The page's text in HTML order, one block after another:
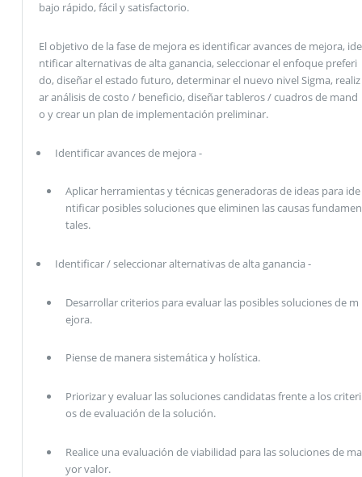
bajo rápido, fácil y satisfactorio.
El objetivo de la fase de mejora es identificar avances de mejora, ide
ntificar alternativas de alta ganancia, seleccionar el enfoque preferi
do, diseñar el estado futuro, determinar el nuevo nivel Sigma, realiz
ar análisis de costo / beneficio, diseñar tableros / cuadros de mand
o y crear un plan de implementación preliminar.
Identificar avances de mejora -
Aplicar herramientas y técnicas generadoras de ideas para ide
ntificar posibles soluciones que eliminen las causas fundamen
tales.
Identificar / seleccionar alternativas de alta ganancia -
Desarrollar criterios para evaluar las posibles soluciones de m
ejora.
Piense de manera sistemática y holística.
Priorizar y evaluar las soluciones candidatas frente a los criteri
os de evaluación de la solución.
Realice una evaluación de viabilidad para las soluciones de ma
yor valor.